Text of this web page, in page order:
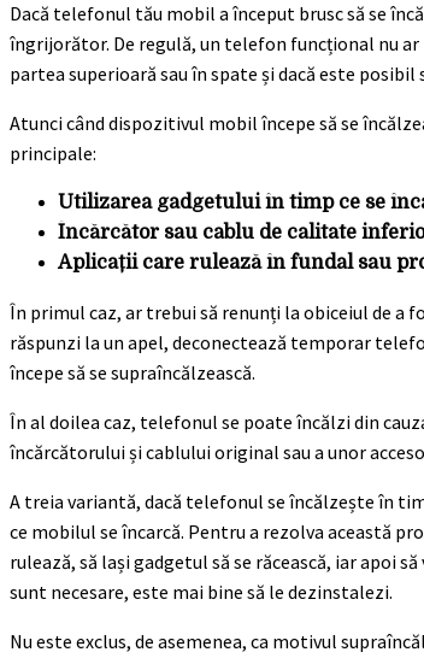
Dacă telefonul tău mobil a început brusc să se
îngrijorător. De regulă, un telefon funcțional nu ar
partea superioară sau în spate și dacă este
Atunci când dispozitivul mobil începe să se
principale:
Utilizarea gadgetului în timp ce se
Încărcător sau cablu de calitate
Aplicații care rulează în fundal sau
În primul caz, ar trebui să renunți la obiceiul de a
răspunzi la un apel, deconectează temporar
începe să se supraîncălzească.
În al doilea caz, telefonul se poate încălzi din
încărcătorului și cablului original sau a unor
A treia variantă, dacă telefonul se încălzește în
ce mobilul se încarcă. Pentru a rezolva această
rulează, să lași gadgetul să se răcească, iar apoi
sunt necesare, este mai bine să le dezinstalezi.
Nu este exclus, de asemenea, ca motivul